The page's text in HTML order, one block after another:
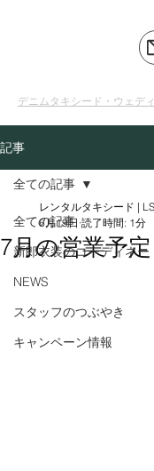
デニムタキシード・ウェデ
記事
全ての記事
新郎衣装のコーディネー
NEWS
スタッフのつぶやき
キャンペーン情報
全ての記事
7月の営業予定
レンタルタキシード |
6月19日 読了時間: 1分